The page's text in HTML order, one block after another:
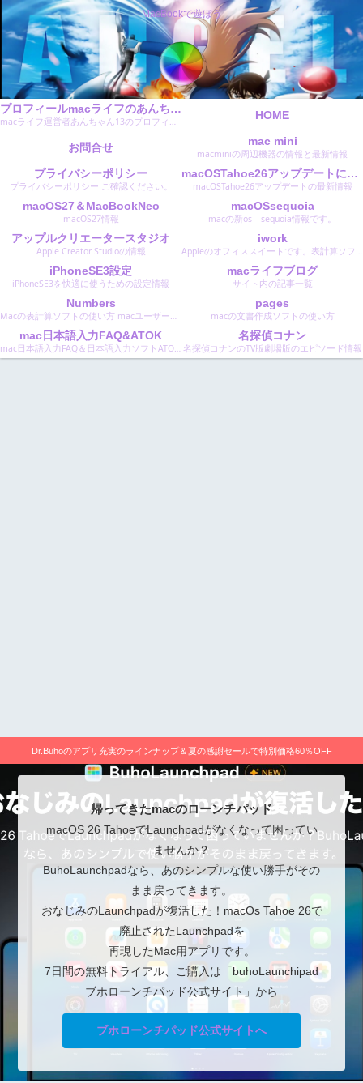
MacBookで遊ぼう
プロフィールmacライフのあんちゃん13のMacBookで遊ぼう
macライフ運営者あんちゃん13のプロフィールです。 HOME
お問合せ mac mini
macminiの周辺機器の情報と最新情報
プライバシーポリシー
プライバシーポリシー ご確認ください。
macOSTahoe26アップデートに関する最新情報
macOSTahoe26アップデートの最新情報
macOS27＆MacBookNeo
macOS27情報
macOSsequoia
macの新os sequoia情報です。
アップルクリエータースタジオ
Apple Creator Studioの情報
iwork
Appleのオフィススイートです。表計算ソフトのNumbersナンバーズ文書作成ソフトのPagesページズスライド作成のKeyNoteキーノートです。 Microsoftのオフィスと同等のソフトです。
iPhoneSE3設定
iPhoneSE3を快適に使うための設定情報
macライフブログ
サイト内の記事一覧
Numbers
Macの表計算ソフトの使い方 macユーザーは無料で使えます。 使い易くおすすめのソフトです。
pages
macの文書作成ソフトの使い方
mac日本語入力FAQ&ATOK
mac日本語入力FAQ＆日本語入力ソフトATOKエイトクの設定と使い方
名探偵コナン
名探偵コナンのTV版劇場版のエピソード情報
Dr.Buhoのアプリ充実のラインナップ＆夏の感謝セールで特別価格60％OFF
帰ってきたmacのローンチパッド
macOS 26 TahoeでLaunchpadがなくなって困ってい
ませんか？
BuhoLaunchpadなら、あのシンプルな使い勝手がその
まま戻ってきます。
おなじみのLaunchpadが復活した！macOs Tahoe 26で
廃止されたLaunchpadを
再現したMac用アプリです。
7日間の無料トライアル、ご購入は「buhoLaunchipad
ブホローンチパッド公式サイト」から
ブホローンチパッド公式サイトへ